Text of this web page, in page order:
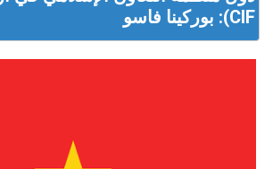
CIF): بوركينا فاسو